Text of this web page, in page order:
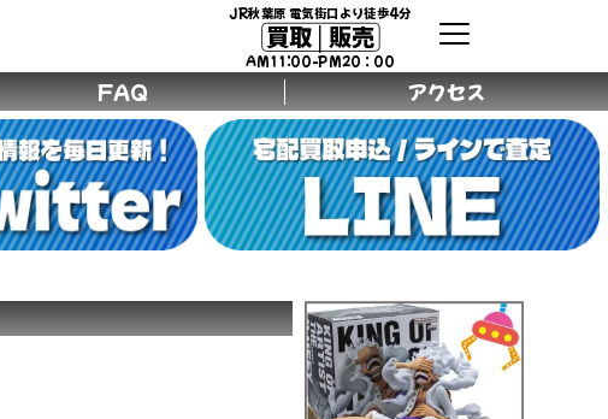
JR秋葉原 電気街口より徒歩4分
買取│販売
AM11:00-PM20：00
FAQ アクセス